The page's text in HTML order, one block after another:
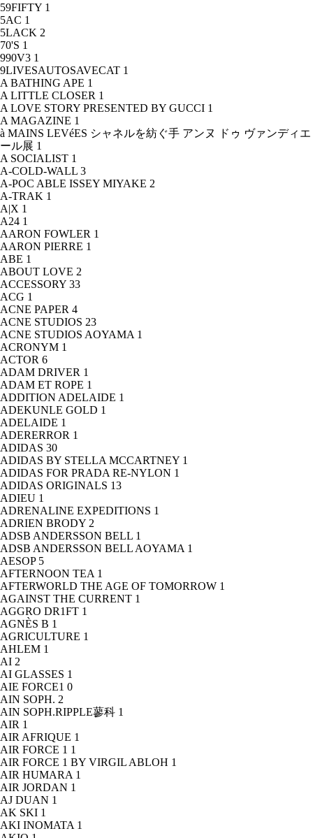
59FIFTY 1
5AC 1
5LACK 2
70'S 1
990V3 1
9LIVESAUTOSAVECAT 1
A BATHING APE 1
A LITTLE CLOSER 1
A LOVE STORY PRESENTED BY GUCCI 1
A MAGAZINE 1
à MAINS LEVéES シャネルを紡ぐ手 アンヌ ドゥ ヴァンディエ
ール展 1
A SOCIALIST 1
A-COLD-WALL 3
A-POC ABLE ISSEY MIYAKE 2
A-TRAK 1
A|X 1
A24 1
AARON FOWLER 1
AARON PIERRE 1
ABE 1
ABOUT LOVE 2
ACCESSORY 33
ACG 1
ACNE PAPER 4
ACNE STUDIOS 23
ACNE STUDIOS AOYAMA 1
ACRONYM 1
ACTOR 6
ADAM DRIVER 1
ADAM ET ROPE 1
ADDITION ADELAIDE 1
ADEKUNLE GOLD 1
ADELAIDE 1
ADERERROR 1
ADIDAS 30
ADIDAS BY STELLA MCCARTNEY 1
ADIDAS FOR PRADA RE-NYLON 1
ADIDAS ORIGINALS 13
ADIEU 1
ADRENALINE EXPEDITIONS 1
ADRIEN BRODY 2
ADSB ANDERSSON BELL 1
ADSB ANDERSSON BELL AOYAMA 1
AESOP 5
AFTERNOON TEA 1
AFTERWORLD THE AGE OF TOMORROW 1
AGAINST THE CURRENT 1
AGGRO DR1FT 1
AGNÈS B 1
AGRICULTURE 1
AHLEM 1
AI 2
AI GLASSES 1
AIE FORCE1 0
AIN SOPH. 2
AIN SOPH.RIPPLE蓼科 1
AIR 1
AIR AFRIQUE 1
AIR FORCE 1 1
AIR FORCE 1 BY VIRGIL ABLOH 1
AIR HUMARA 1
AIR JORDAN 1
AJ DUAN 1
AK SKI 1
AKI INOMATA 1